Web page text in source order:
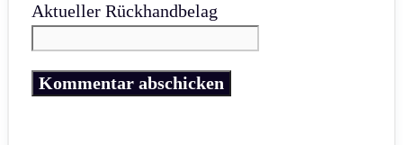
Aktueller Rückhandbelag